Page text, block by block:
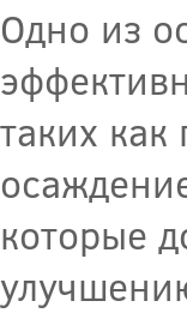
Одно из
таких
которые